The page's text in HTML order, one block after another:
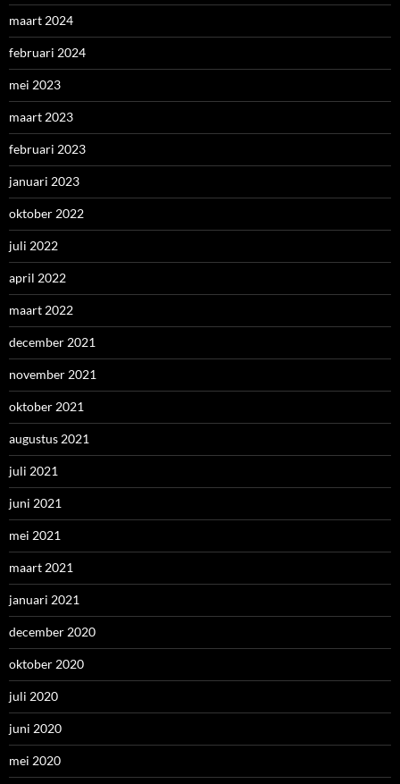
maart 2024
februari 2024
mei 2023
maart 2023
februari 2023
januari 2023
oktober 2022
juli 2022
april 2022
maart 2022
december 2021
november 2021
oktober 2021
augustus 2021
juli 2021
juni 2021
mei 2021
maart 2021
januari 2021
december 2020
oktober 2020
juli 2020
juni 2020
mei 2020